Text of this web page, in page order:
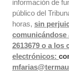
información de
público del
horas, sin
comunicándose
2613679 o a los
electrónicos: